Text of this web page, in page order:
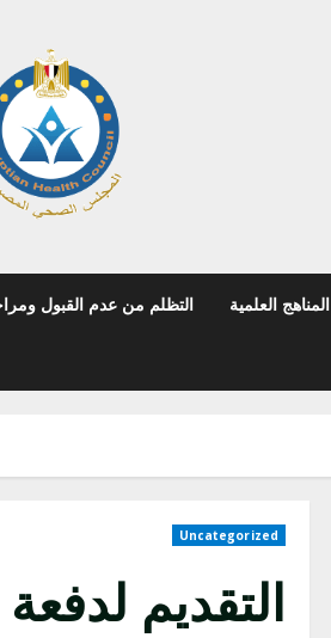
المناهج العلمية التظلم من عدم القبول
Uncategorized
التقديم